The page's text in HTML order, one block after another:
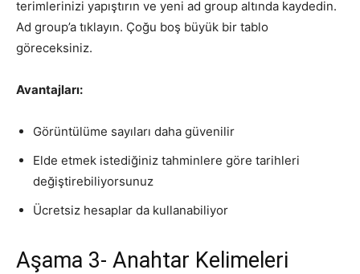
terimlerinizi yapıştırın ve yeni ad group altında kaydedin.
Ad group’a tıklayın. Çoğu boş büyük bir tablo
göreceksiniz.
Avantajları:
Görüntülüme sayıları daha güvenilir
Elde etmek istediğiniz tahminlere göre tarihleri
değiştirebiliyorsunuz
Ücretsiz hesaplar da kullanabiliyor
Aşama 3- Anahtar Kelimeleri